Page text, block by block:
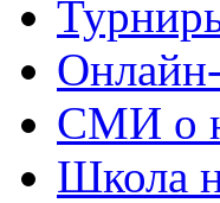
СМИ о
Школа